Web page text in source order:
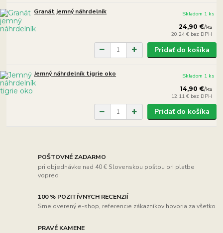
Granát jemný náhrdelník
24,90 €/ks
20,24 € bez DPH
Skladom 1 ks
Pridať do košíka
Jemný náhrdelník tigrie oko
14,90 €/ks
12,11 € bez DPH
Skladom 1 ks
Pridať do košíka
POŠTOVNÉ ZADARMO
pri objednávke nad 40 € Slovenskou poštou pri platbe
vopred
100 % POZITÍVNYCH RECENZIÍ
Sme overený e-shop, referencie zákazníkov hovoria za všetko
PRAVÉ KAMENE